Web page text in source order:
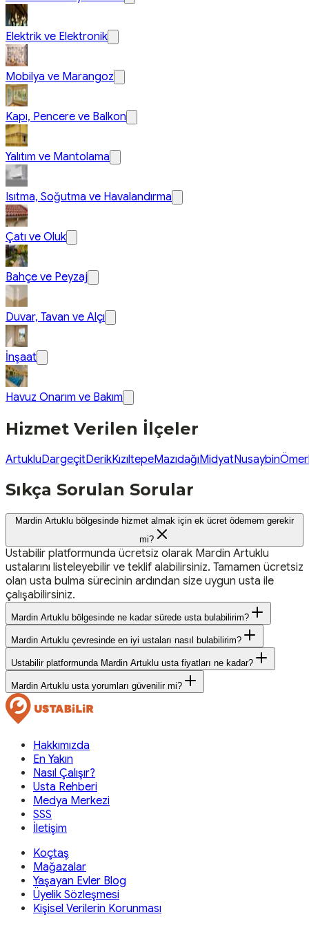
Elektrik ve Elektronik
Mobilya ve Marangoz
Kapı, Pencere ve Balkon
Yalıtım ve Mantolama
Isıtma, Soğutma ve Havalandırma
Çatı ve Oluk
Bahçe ve Peyzaj
Duvar, Tavan ve Alçı
İnşaat
Havuz Onarım ve Bakım
Hizmet Verilen İlçeler
ArtukluDargeçitDerikKızıltepeMazıdağıMidyatNusaybin
Sıkça Sorulan Sorular
Mardin Artuklu bölgesinde hizmet almak için ek ücret ödemem gerekir
mi?
Ustabilir platformunda ücretsiz olarak Mardin Artuklu
ustalarını listeleyebilir ve teklif alabilirsiniz. Tamamen ücretsiz
olan usta bulma sürecinin ardından size uygun usta ile
çalışabilirsiniz.
Mardin Artuklu bölgesinde ne kadar sürede usta bulabilirim?
Mardin Artuklu çevresinde en iyi ustaları nasıl bulabilirim?
Ustabilir platformunda Mardin Artuklu usta fiyatları ne kadar?
Mardin Artuklu usta yorumları güvenilir mi?
Hakkımızda
En Yakın
Nasıl Çalışır?
Usta Rehberi
Medya Merkezi
SSS
İletişim
Koçtaş
Mağazalar
Yaşayan Evler Blog
Üyelik Sözleşmesi
Kişisel Verilerin Korunması